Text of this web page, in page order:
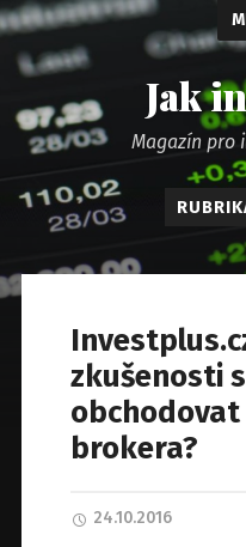
Jak
Magazín pro
zkušenosti
brokera?
24.10.2016